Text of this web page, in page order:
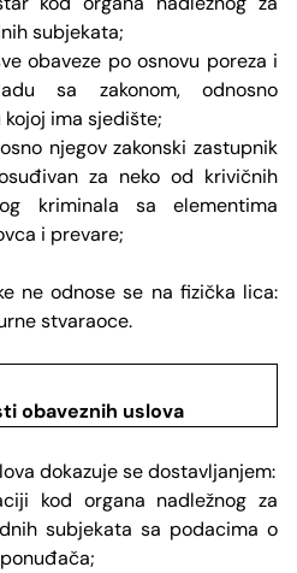
subjekata;
obaveze po osnovu poreza i
sa zakonom, odnosno
ima sjedište;
njegov zakonski zastupnik
za neko od krivičnih
kriminala sa elementima
i prevare;
ne odnose se na fizička lica:
stvaraoce.
obaveznih uslova
dokazuje se dostavljanjem:
kod organa nadležnog za
subjekata sa podacima o